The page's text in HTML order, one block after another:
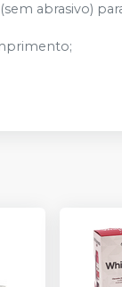
abrasivo)